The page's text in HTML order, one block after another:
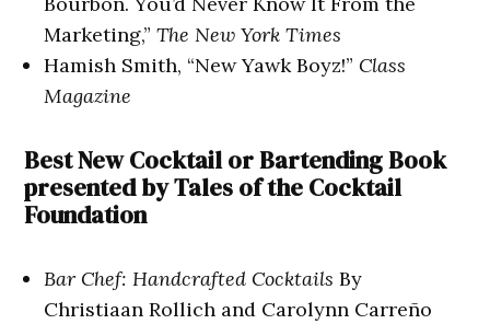
Marketing,”The New York Times
Hamish Smith, “New Yawk Boyz!” Class
Magazine
Best New Cocktail or Bartending Book
presented by Tales of the Cocktail
Foundation
Bar Chef: Handcrafted Cocktails By
Christiaan Rollich and Carolynn Carreño